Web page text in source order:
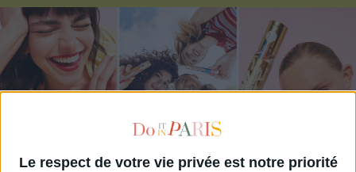
Le respect de votre vie privée est notre priorité